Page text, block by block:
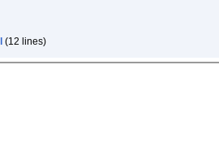
(12 lines)